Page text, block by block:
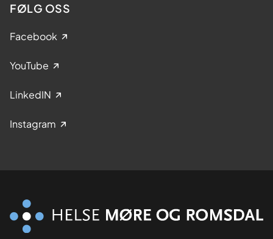
FØLG OSS
Facebook
YouTube
LinkedIN
Instagram